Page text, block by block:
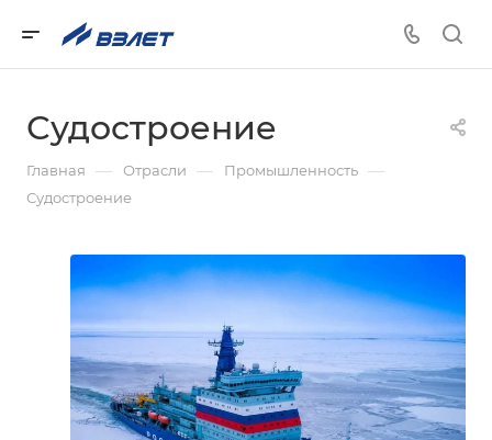
Судостроение
Главная — Отрасли — Промышленность —
Судостроение